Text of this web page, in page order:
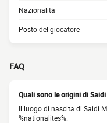
Nazionalità
Posto del giocatore
FAQ
Quali sono le origini di
Il luogo di nascita di Saidi
%nationalites%.